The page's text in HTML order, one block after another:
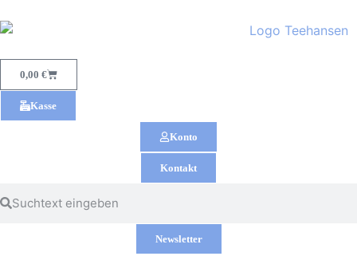
0,00 €
Kasse
Konto
Kontakt
Newsletter